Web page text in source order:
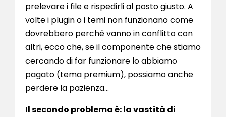
prelevare i file e rispedirli al posto giusto. A
volte i plugin o i temi non funzionano come
dovrebbero perché vanno in conflitto con
altri, ecco che, se il componente che stiamo
cercando di far funzionare lo abbiamo
pagato (tema premium), possiamo anche
perdere la pazienza…
Il secondo problema è: la vastità di